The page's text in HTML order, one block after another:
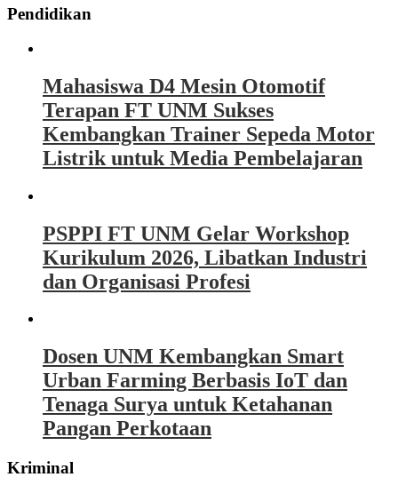
Pendidikan
Mahasiswa D4 Mesin Otomotif
Terapan FT UNM Sukses
Kembangkan Trainer Sepeda Motor
Listrik untuk Media Pembelajaran
PSPPI FT UNM Gelar Workshop
Kurikulum 2026, Libatkan Industri
dan Organisasi Profesi
Dosen UNM Kembangkan Smart
Urban Farming Berbasis IoT dan
Tenaga Surya untuk Ketahanan
Pangan Perkotaan
Kriminal